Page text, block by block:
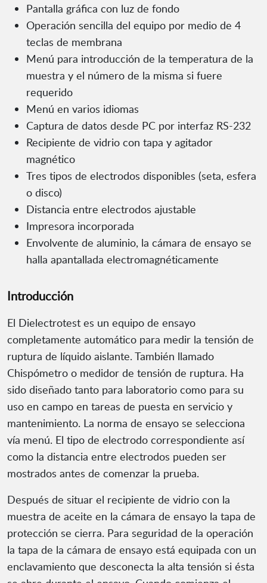
Pantalla gráfica con luz de fondo
Operación sencilla del equipo por medio de 4
teclas de membrana
Menú para introducción de la temperatura de la
muestra y el número de la misma si fuere
requerido
Menú en varios idiomas
Captura de datos desde PC por interfaz RS-232
Recipiente de vidrio con tapa y agitador
magnético
Tres tipos de electrodos disponibles (seta, esfera
o disco)
Distancia entre electrodos ajustable
Impresora incorporada
Envolvente de aluminio, la cámara de ensayo se
halla apantallada electromagnéticamente
Introducción
El Dielectrotest es un equipo de ensayo
completamente automático para medir la tensión de
ruptura de líquido aislante. También llamado
Chispómetro o medidor de tensión de ruptura. Ha
sido diseñado tanto para laboratorio como para su
uso en campo en tareas de puesta en servicio y
mantenimiento. La norma de ensayo se selecciona
vía menú. El tipo de electrodo correspondiente así
como la distancia entre electrodos pueden ser
mostrados antes de comenzar la prueba.
Después de situar el recipiente de vidrio con la
muestra de aceite en la cámara de ensayo la tapa de
protección se cierra. Para seguridad de la operación
la tapa de la cámara de ensayo está equipada con un
enclavamiento que desconecta la alta tensión si ésta